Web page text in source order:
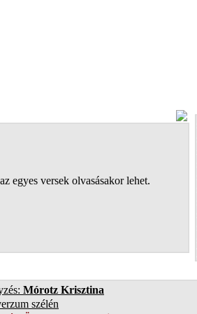
egyes versek olvasásakor lehet.
Mórotz Krisztina
szélén